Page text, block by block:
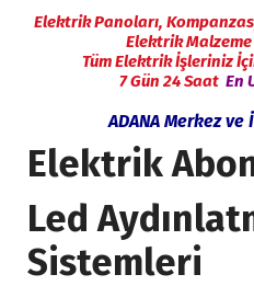
Elektrik Panoları,
Elektrik
Tüm Elektrik İşleriniz
7 Gün 24 Saat En
ADANA Merkez
Elektrik
Led
Sistemleri